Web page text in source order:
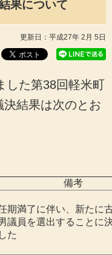
ン
メ
ュ
を
果について
更新日：平成27年 2月 5日
した第38回軽米町
結果は次のとお
備考
期満了に伴い、新たに
議員を選出することに
した